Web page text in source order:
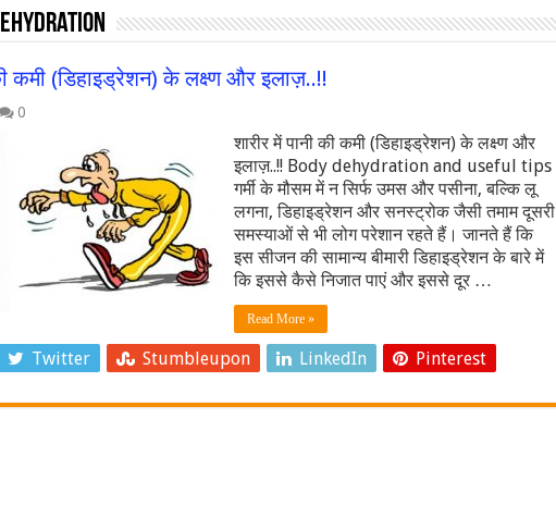
कमी (डिहाइड्रेशन) के लक्ष्ण और इलाज़..!!
0
शारीर में पानी की कमी (डिहाइड्रेशन) के लक्ष्ण और
इलाज़..!! Body dehydration and useful tips
गर्मी के मौसम में न सिर्फ उमस और पसीना, बल्कि लू
लगना, डिहाइड्रेशन और सनस्ट्रोक जैसी तमाम दूसरी
समस्याओं से भी लोग परेशान रहते हैं। जानते हैं कि
इस सीजन की सामान्य बीमारी डिहाइड्रेशन के बारे में
कि इससे कैसे निजात पाएं और इससे दूर …
Read More »
Twitter Stumbleupon LinkedIn Pinterest